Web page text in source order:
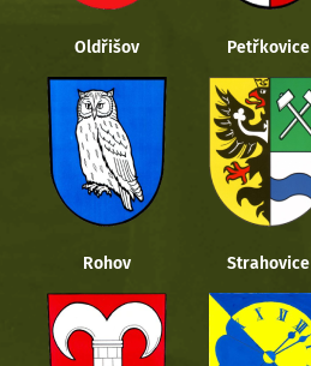
Oldřišov Petřkovice
Rohov Strahovice